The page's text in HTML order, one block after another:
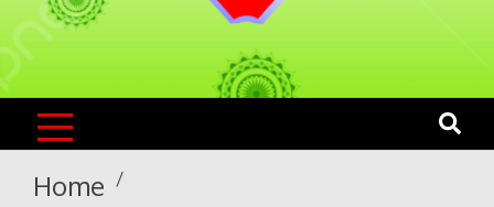
KNLS LIVE
India`s No.1 News Portal
Home